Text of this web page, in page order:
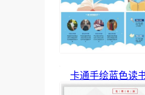
卡通手绘蓝色读